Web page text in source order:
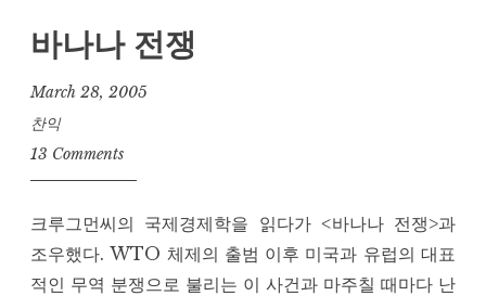
바나나 전쟁
March 28, 2005
찬익
13 Comments
크루그먼씨의 국제경제학을 읽다가 <바나나 전쟁>과
조우했다. WTO 체제의 출범 이후 미국과 유럽의 대표
적인 무역 분쟁으로 불리는 이 사건과 마주칠 때마다 난